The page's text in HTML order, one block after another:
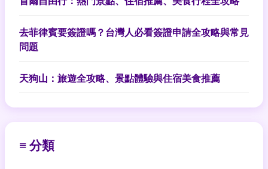
去菲律賓要簽證嗎？台灣人必看簽證申請全攻略與常見
問題
天狗山：旅遊全攻略、景點體驗與住宿美食推薦
≡ 分類